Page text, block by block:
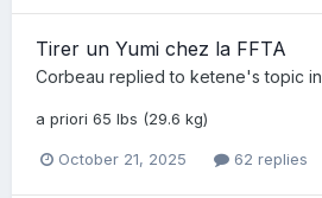
Tirer un Yumi chez la FFTA
Corbeau replied to ketene's topic in
a priori 65 lbs (29.6 kg)
October 21, 2025 62 replies